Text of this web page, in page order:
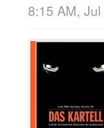
8:15 AM,